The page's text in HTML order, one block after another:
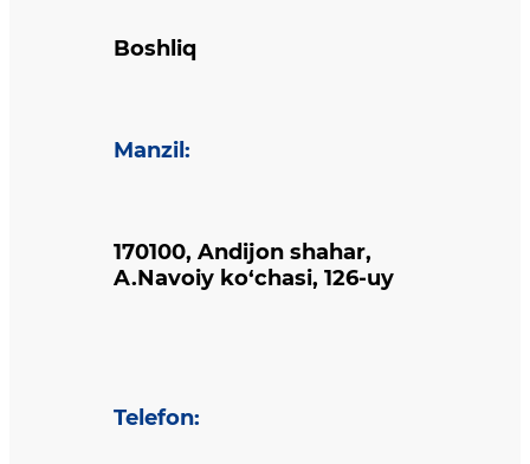
Boshliq
Manzil :
170100, Andijon shahar,
A.Navoiy ko‘chasi, 126-uy
Telefon: